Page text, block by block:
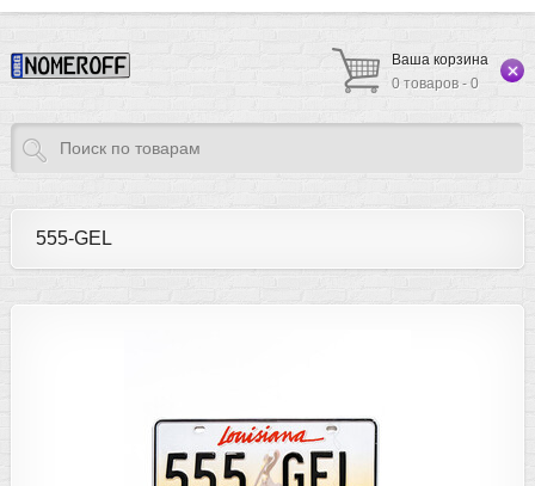
Ваша корзина
0 товаров - 0
555-GEL